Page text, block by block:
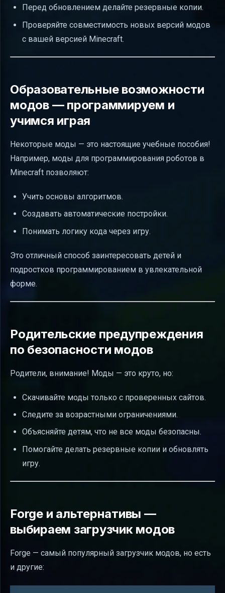
Перед обновлением делайте резервные копии.
Проверяйте совместимость новых версий модов
с вашей версией Minecraft.
Образовательные возможности
модов — программируем и
учимся играя
Некоторые моды — это настоящие учебные пособия!
Например, моды для программирования роботов в
Minecraft позволяют:
Учить основы алгоритмов.
Создавать автоматические постройки.
Понимать логику кода через игру.
Это отличный способ заинтересовать детей и
подростков программированием в увлекательной
форме.
Родительские предупреждения
по безопасности модов
Родители, внимание! Моды — это круто, но:
Скачивайте моды только с проверенных сайтов.
Следите за возрастными ограничениями.
Объясняйте детям, что не все моды безопасны.
Помогайте делать резервные копии и обновлять
игру.
Forge и альтернативы —
выбираем загрузчик модов
Forge — самый популярный загрузчик модов, но есть
и другие: